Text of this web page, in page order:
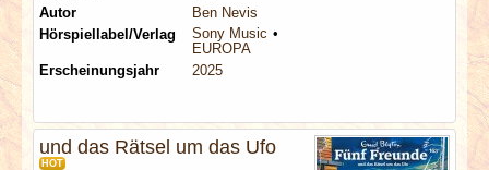
Autor
Ben Nevis
Hörspiellabel/Verlag
Sony Music
EUROPA
Erscheinungsjahr
2025
und das Rätsel um das Ufo
HOT